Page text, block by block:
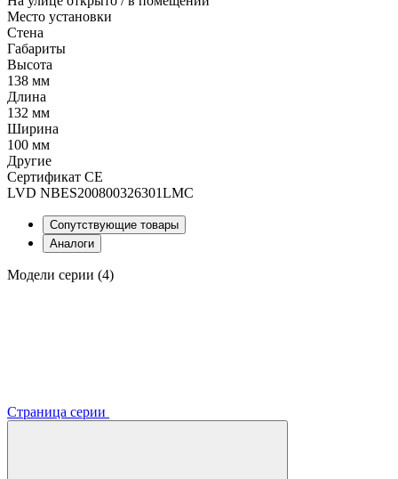
Место установки
Стена
Габариты
Высота
138 мм
Длина
132 мм
Ширина
100 мм
Другие
Сертификат CE
LVD NBES200800326301LMC
Сопутствующие товары
Аналоги
Модели серии (4)
Страница серии